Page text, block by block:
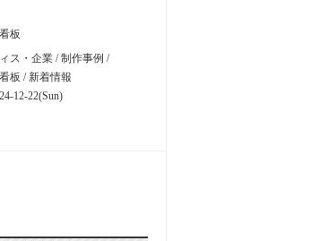
板
ス・企業 /制作事例 /
板 /新着情報
12-22(Sun)